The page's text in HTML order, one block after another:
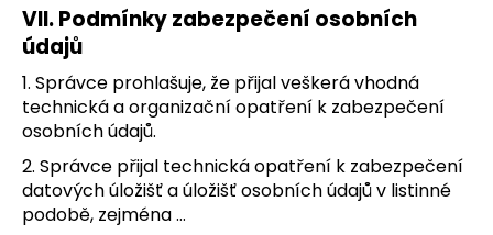
VII.Podmínky zabezpečení osobních
údajů
1. Správce prohlašuje, že přijal veškerá vhodná
technická a organizační opatření k zabezpečení
osobních údajů.
2. Správce přijal technická opatření k zabezpečení
datových úložišť a úložišť osobních údajů v listinné
podobě, zejména …